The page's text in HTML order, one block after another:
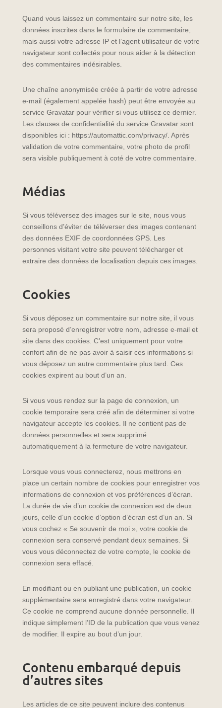
Quand vous laissez un commentaire sur notre site, les
données inscrites dans le formulaire de commentaire,
mais aussi votre adresse IP et l’agent utilisateur de votre
navigateur sont collectés pour nous aider à la détection
des commentaires indésirables.
Une chaîne anonymisée créée à partir de votre adresse
e-mail (également appelée hash) peut être envoyée au
service Gravatar pour vérifier si vous utilisez ce dernier.
Les clauses de confidentialité du service Gravatar sont
disponibles ici : https://automattic.com/privacy/. Après
validation de votre commentaire, votre photo de profil
sera visible publiquement à coté de votre commentaire.
Médias
Si vous téléversez des images sur le site, nous vous
conseillons d’éviter de téléverser des images contenant
des données EXIF de coordonnées GPS. Les
personnes visitant votre site peuvent télécharger et
extraire des données de localisation depuis ces images.
Cookies
Si vous déposez un commentaire sur notre site, il vous
sera proposé d’enregistrer votre nom, adresse e-mail et
site dans des cookies. C’est uniquement pour votre
confort afin de ne pas avoir à saisir ces informations si
vous déposez un autre commentaire plus tard. Ces
cookies expirent au bout d’un an.
Si vous vous rendez sur la page de connexion, un
cookie temporaire sera créé afin de déterminer si votre
navigateur accepte les cookies. Il ne contient pas de
données personnelles et sera supprimé
automatiquement à la fermeture de votre navigateur.
Lorsque vous vous connecterez, nous mettrons en
place un certain nombre de cookies pour enregistrer vos
informations de connexion et vos préférences d’écran.
La durée de vie d’un cookie de connexion est de deux
jours, celle d’un cookie d’option d’écran est d’un an. Si
vous cochez « Se souvenir de moi », votre cookie de
connexion sera conservé pendant deux semaines. Si
vous vous déconnectez de votre compte, le cookie de
connexion sera effacé.
En modifiant ou en publiant une publication, un cookie
supplémentaire sera enregistré dans votre navigateur.
Ce cookie ne comprend aucune donnée personnelle. Il
indique simplement l’ID de la publication que vous venez
de modifier. Il expire au bout d’un jour.
Contenu embarqué depuis
d’autres sites
Les articles de ce site peuvent inclure des contenus